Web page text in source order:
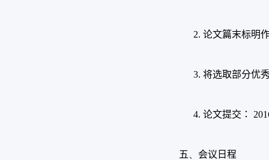
2. 论文篇末标明
3. 将选取部分优
4. 论文提交：
五 会议日程